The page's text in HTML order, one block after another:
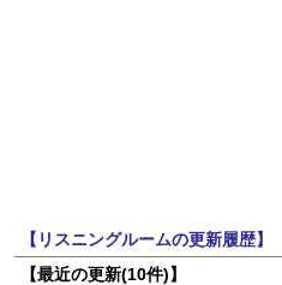
【リスニングルームの更新履歴】
【最近の更新(10件)】